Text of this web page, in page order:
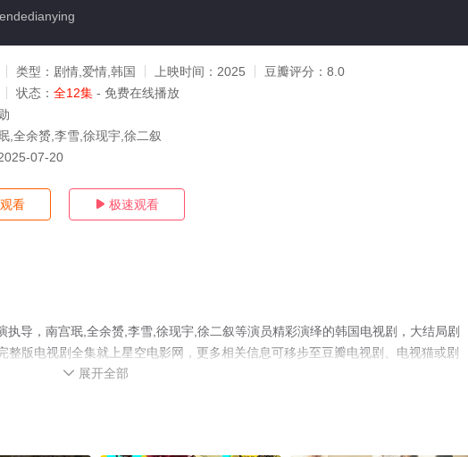
类型： 剧情,爱情,韩国 上映时间： 2025 豆瓣评分： 8.0
状态： 全12集 - 免费在线播放
,全余赟,李雪,徐现宇,徐二叙
07-20
看  极速观看
导，南宫珉,全余赟,李雪,徐现宇,徐二叙等演员精彩演绎的韩国电视剧，大结局剧
版电视剧全集就上星空电影网，更多相关信息可移步至豆瓣电视剧、电视猫或剧
 展开全部